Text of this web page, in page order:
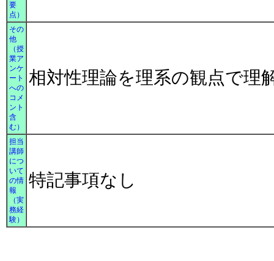
要
点）
その
他
（授
業ア
ンケ
ート
への
コメ
ント
含
む）
相対性理論を理系の観点で
担当
講師
につ
いて
の情
報
（実
務経
験）
特記事項なし